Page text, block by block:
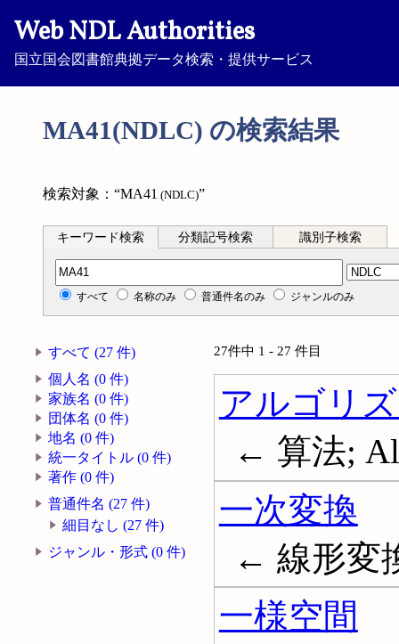
Web NDL Authorities
国立国会図書館典拠データ検索・提供サービス
MA41(NDLC) の検索結果
検索対象：“MA41 (NDLC)”
キーワード検索 分類記号検索 識別子検索
分類記号検索
すべて 名称のみ 普通件名のみ ジャンルのみ
すべて (27 件)
個人名 (0 件)
家族名 (0 件)
団体名 (0 件)
地名 (0 件)
統一タイトル (0 件)
著作 (0 件)
普通件名 (27 件)
細目なし (27 件)
ジャンル・形式 (0 件)
27件中 1 - 27 件目
アルゴリ
← 算法;
一次変換
← 線形変
一様空間